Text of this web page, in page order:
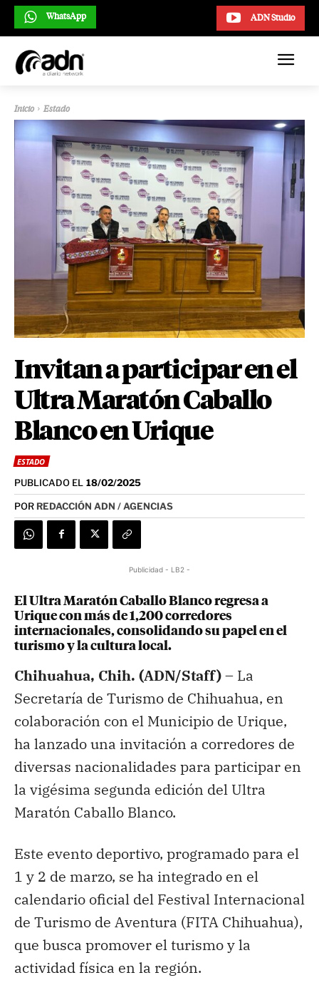
ADN Studio
WhatsApp
Inicio Estado
Invitan a participar en el
Ultra Maratón Caballo
Blanco en Urique
ESTADO
PUBLICADO EL 18/02/2025
POR REDACCIÓN ADN / AGENCIAS
Publicidad - LB2 -
El Ultra Maratón Caballo Blanco regresa a
Urique con más de 1,200 corredores
internacionales, consolidando su papel en el
turismo y la cultura local.
Chihuahua, Chih. (ADN/Staff) – La
Secretaría de Turismo de Chihuahua, en
colaboración con el Municipio de Urique,
ha lanzado una invitación a corredores de
diversas nacionalidades para participar en
la vigésima segunda edición del Ultra
Maratón Caballo Blanco.
Este evento deportivo, programado para el
1 y 2 de marzo, se ha integrado en el
calendario oficial del Festival Internacional
de Turismo de Aventura (FITA Chihuahua),
que busca promover el turismo y la
actividad física en la región.